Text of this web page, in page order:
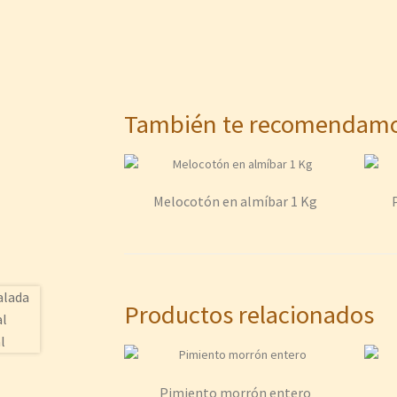
También te
Melocotón en almíbar 1 Kg
Productos relacionados
Pimiento morrón entero